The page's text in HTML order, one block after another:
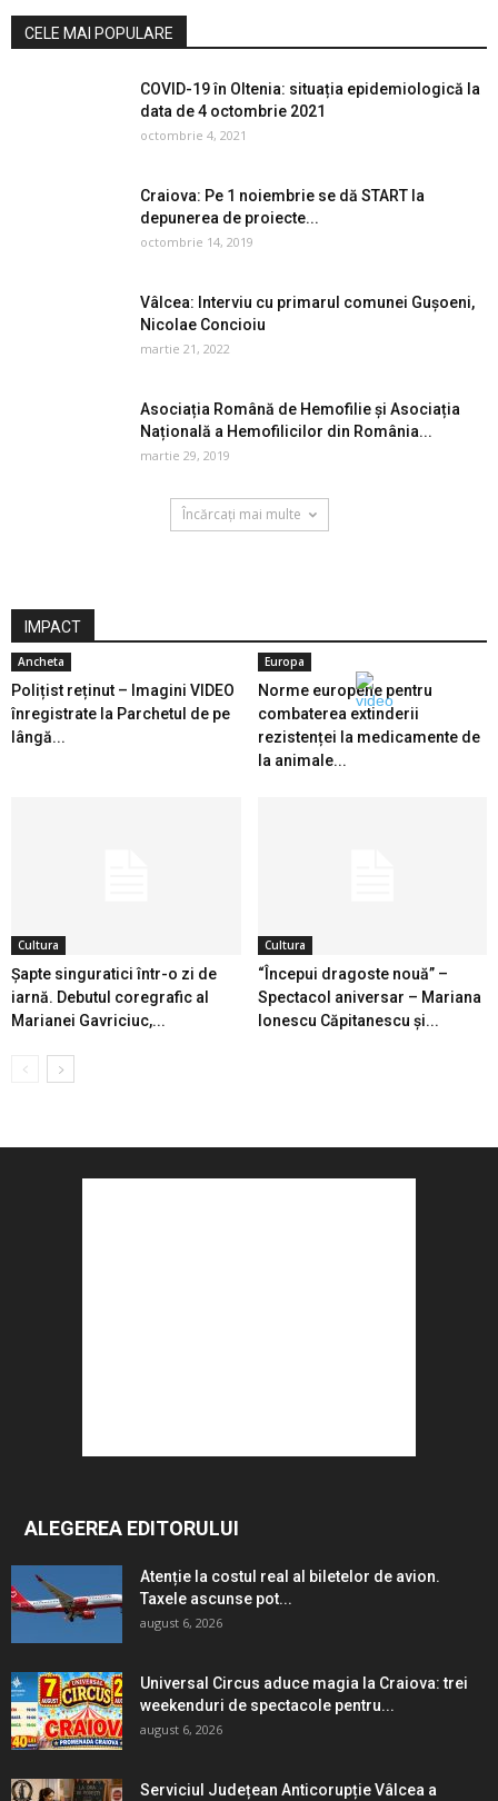
CELE MAI POPULARE
COVID-19 în Oltenia: situația epidemiologică la
data de 4 octombrie 2021
octombrie 4, 2021
Craiova: Pe 1 noiembrie se dă START la
depunerea de proiecte...
octombrie 14, 2019
Vâlcea: Interviu cu primarul comunei Gușoeni,
Nicolae Concioiu
martie 21, 2022
Asociația Română de Hemofilie și Asociația
Națională a Hemofilicilor din România...
martie 29, 2019
Încărcați mai multe
IMPACT
Ancheta
Polițist reținut – Imagini VIDEO
înregistrate la Parchetul de pe
lângă...
Europa
Norme europene pentru
combaterea extinderii
rezistenței la medicamente de
la animale...
Cultura
Șapte singuratici într-o zi de
iarnă. Debutul coregrafic al
Marianei Gavriciuc,...
Cultura
“Începui dragoste nouă” –
Spectacol aniversar – Mariana
Ionescu Căpitanescu şi...
ALEGEREA EDITORULUI
Atenție la costul real al biletelor de avion.
Taxele ascunse pot...
august 6, 2026
Universal Circus aduce magia la Craiova: trei
weekenduri de spectacole pentru...
august 6, 2026
Serviciul Județean Anticorupție Vâlcea a